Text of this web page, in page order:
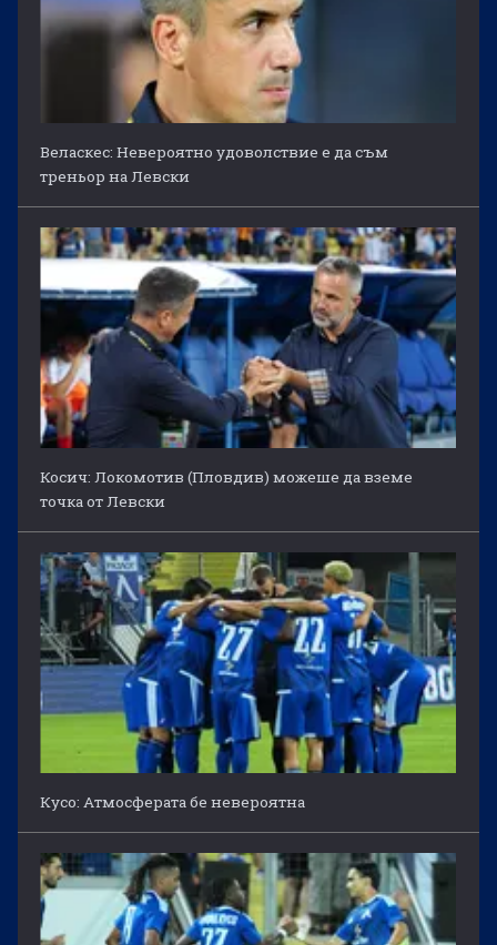
Веласкес: Невероятно удоволствие е да съм
треньор на Левски
Косич: Локомотив (Пловдив) можеше да вземе
точка от Левски
Кусо: Атмосферата бе невероятна